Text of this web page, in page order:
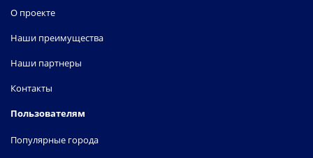
О проекте
Наши преимущества
Наши партнеры
Контакты
Пользователям
Популярные города